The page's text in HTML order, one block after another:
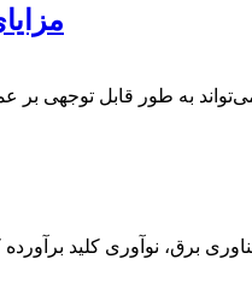
به طور قابل توجهی
برق، نوآوری کلید